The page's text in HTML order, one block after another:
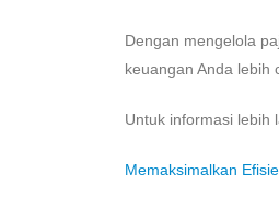
Dengan mengelola
keuangan Anda lebih
Untuk informasi lebih
Memaksimalkan